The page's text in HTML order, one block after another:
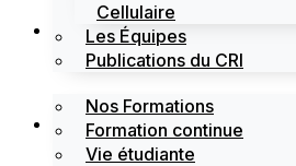
Cellulaire
Les Équipes
Publications du CRI
Formations
Nos Formations
Formation continue
Vie étudiante
Labels